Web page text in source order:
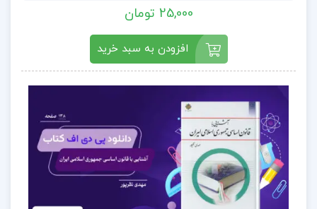
25,000 تومان
افزودن به سبد خرید